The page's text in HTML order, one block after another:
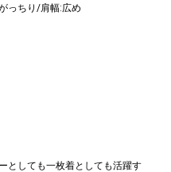
っちり/肩幅:広め
としても一枚着としても活躍す